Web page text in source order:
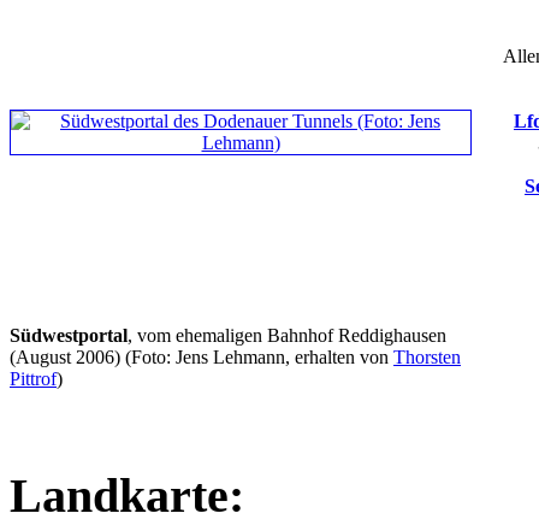
Südwestportal, vom ehemaligen Bahnhof Reddighausen
(August 2006) (Foto: Jens Lehmann, erhalten von Thorsten
Pittrof)
Landkarte: